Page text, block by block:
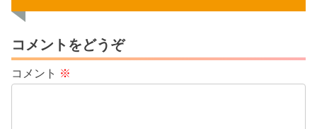
コメントをどうぞ
コメント ※